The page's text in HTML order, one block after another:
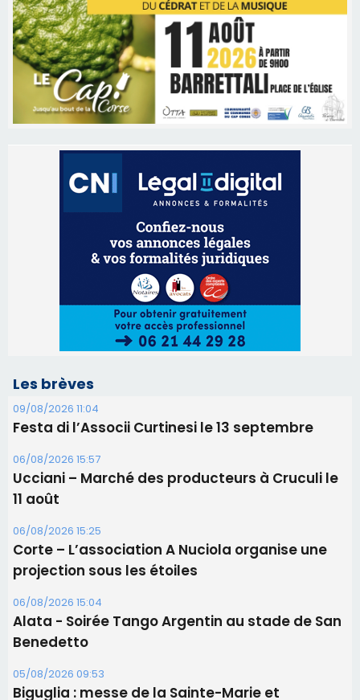
Les brèves
Festa di l’Associi Curtinesi le 13 septembre
Ucciani – Marché des producteurs à Cruculi le
projection sous les étoiles
06/08/2026 15:04
Alata - Soirée Tango Argentin au stade de San
Benedetto
05/08/2026 09:53
Biguglia : messe de la Sainte-Marie et
procession le 14 août
31/07/2026 08:24
Tennis - Début ce week-end du tournoi du
RCPV
Les plus lus